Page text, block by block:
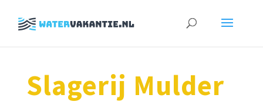
Zoeken
Slagerij Mulder